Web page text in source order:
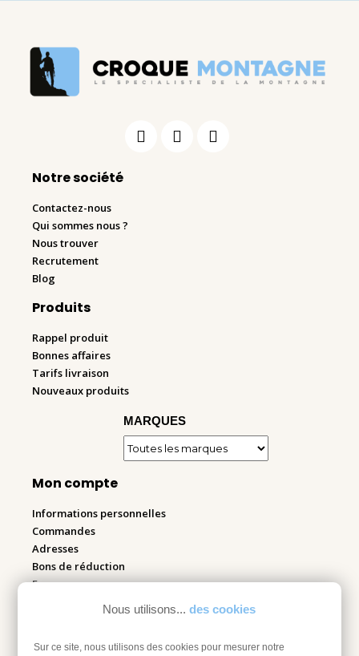
Nous utilisons... des cookies
Sur ce site, nous utilisons des cookies pour mesurer notre
Notre société
Contactez-nous
Qui sommes nous ?
Nous trouver
Recrutement
Blog
Produits
Rappel produit
Bonnes affaires
Tarifs livraison
Nouveaux produits
MARQUES
Mon compte
Informations personnelles
Commandes
Adresses
Bons de réduction
Espace pro